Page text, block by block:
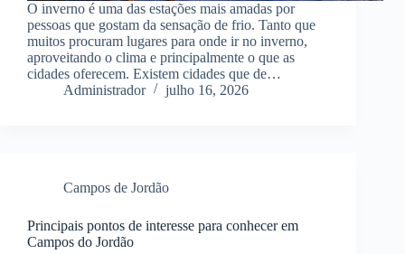
O inverno é uma das estações mais amadas por
pessoas que gostam da sensação de frio. Tanto que
muitos procuram lugares para onde ir no inverno,
aproveitando o clima e principalmente o que as
cidades oferecem. Existem cidades que de…
Administrador
julho 16, 2026
Campos de Jordão
Principais pontos de interesse para conhecer em
Campos do Jordão